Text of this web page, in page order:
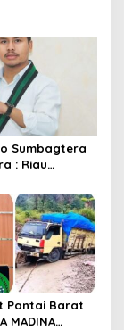
Sumbagtera
: Riau
Dalam Tata
yang Bersih
Pantai Barat
MADINA